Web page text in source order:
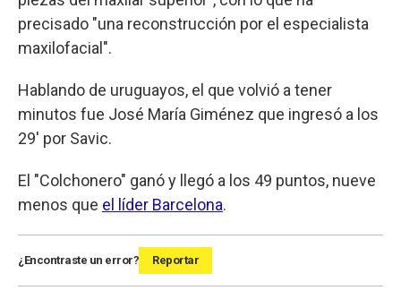
precisado "una reconstrucción por el especialista
maxilofacial".
Hablando de uruguayos, el que volvió a tener
minutos fue José María Giménez que ingresó a los
29' por Savic.
El "Colchonero" ganó y llegó a los 49 puntos, nueve
menos que el líder Barcelona.
¿Encontraste un error? Reportar